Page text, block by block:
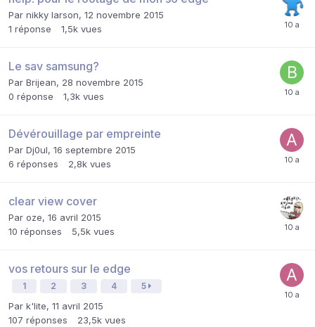
Par nikky larson, 12 novembre 2015
1 réponse 1,5k vues
Le sav samsung?
Par Brijean, 28 novembre 2015
0 réponse 1,3k vues
Dévérouillage par empreinte
Par Dj0ul, 16 septembre 2015
6 réponses 2,8k vues
clear view cover
Par oze, 16 avril 2015
10 réponses 5,5k vues
vos retours sur le edge
1 2 3 4 5
Par k'lite, 11 avril 2015
107 réponses 23,5k vues